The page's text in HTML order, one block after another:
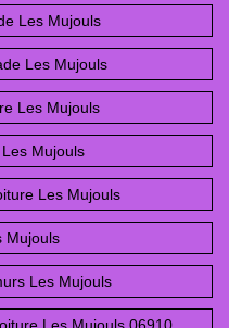
Les Mujouls
Les Mujouls
Les Mujouls
Mujouls
Les Mujouls
Mujouls
Les Mujouls